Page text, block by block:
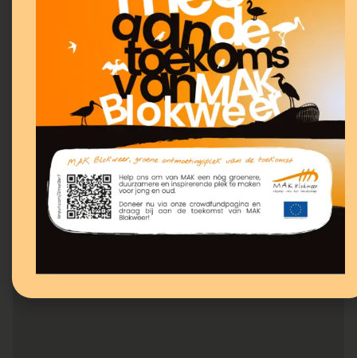
Gesloten op de
feestdagen:
Koningsdag, Eerste
Kerstdag, Tweede
Kerstdag, Oudjaarsdag
en Nieuwjaarsdag